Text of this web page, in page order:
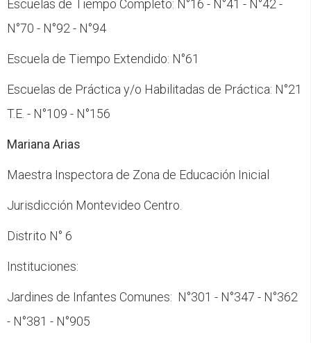
Escuelas de Tiempo Completo: N°16 - N°41 - N°42 -
N°70 - N°92 - N°94
Escuela de Tiempo Extendido: N°61
Escuelas de Práctica y/o Habilitadas de Práctica: N°21
T.E. - N°109 - N°156
Mariana Arias
Maestra Inspectora de Zona de Educación Inicial
Jurisdicción Montevideo Centro.
Distrito N° 6
Instituciones:
Jardines de Infantes Comunes: N°301 - N°347 - N°362
- N°381 - N°905